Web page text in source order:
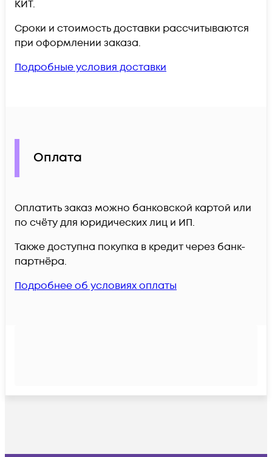
КИТ.
Сроки и стоимость доставки рассчитываются
при оформлении заказа.
Подробные условия доставки
Оплата
Оплатить заказ можно банковской картой или
по счёту для юридических лиц и ИП.
Также доступна покупка в кредит через банк-
партнёра.
Подробнее об условиях оплаты